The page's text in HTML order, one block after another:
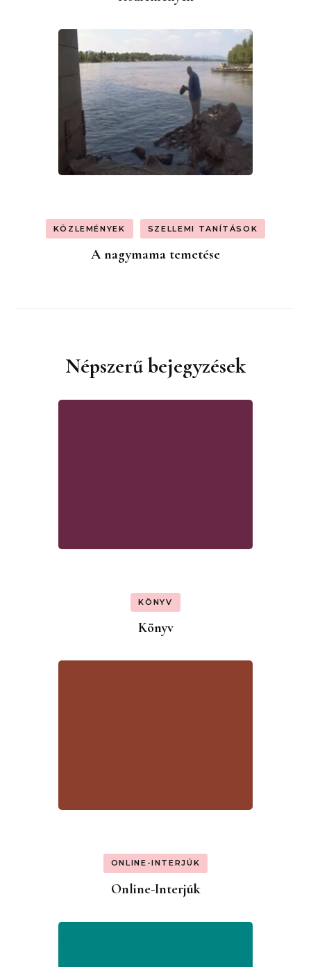
KÖZLEMÉNYEK SZELLEMI TANÍTÁSOK
A nagymama temetése
Népszerű bejegyzések
KÖNYV
Könyv
ONLINE-INTERJÚK
Online-Interjúk